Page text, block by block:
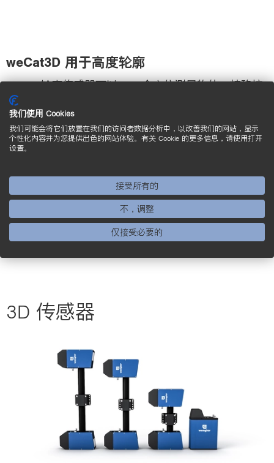
weCat3D 用于高度轮廓
2D/3D 轮廓传感器可以 360 全方位测量物体，精确控
制机器人的位置，且表面检验精度达到微米级。
wenglor 传感器的优势：性能优异、品种多样。由此可
以精确、高效且可靠地拍摄和传输三维测量任务。
3D 传感器
我们使用 Cookies
我们可能会将它们放置在我们的访问者数据分析中，以改善我们的网站，显示
个性化内容并为您提供出色的网站体验。有关 Cookie 的更多信息，请使用打开
设置。
接受所有的
不，调整
仅接受必要的